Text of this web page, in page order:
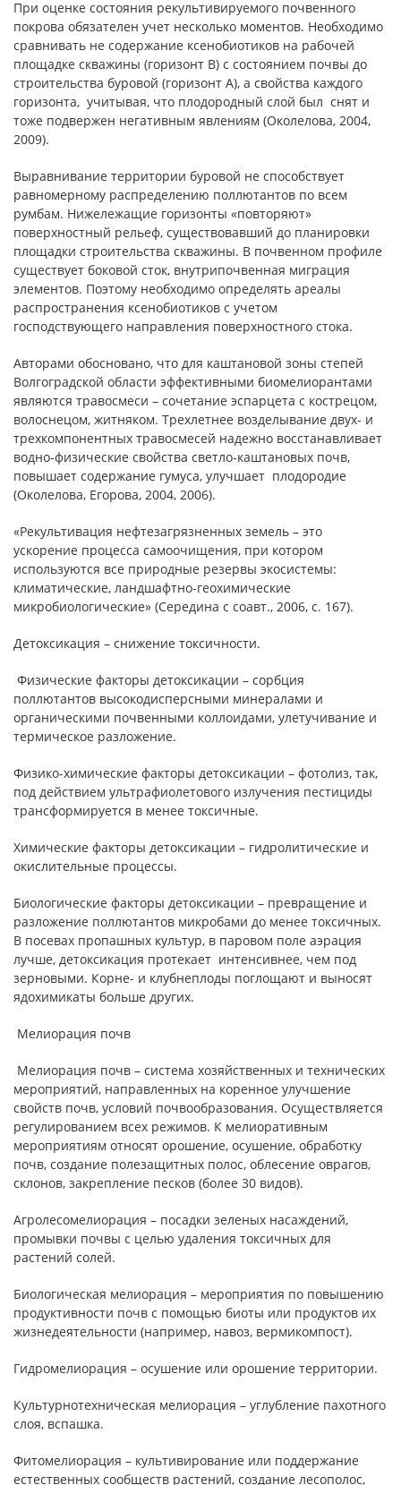
При оценке состояния рекультивируемого почвенного
покрова обязателен учет несколько моментов. Необходимо
сравнивать не содержание ксенобиотиков на рабочей
площадке скважины (горизонт В) с состоянием почвы до
строительства буровой (горизонт А), а свойства каждого
горизонта, учитывая, что плодородный слой был снят и
тоже подвержен негативным явлениям (Околелова, 2004,
2009).
Выравнивание территории буровой не способствует
равномерному распределению поллютантов по всем
румбам. Нижележащие горизонты «повторяют»
поверхностный рельеф, существовавший до планировки
площадки строительства скважины. В почвенном профиле
существует боковой сток, внутрипочвенная миграция
элементов. Поэтому необходимо определять ареалы
распространения ксенобиотиков с учетом
господствующего направления поверхностного стока.
Авторами обосновано, что для каштановой зоны степей
Волгоградской области эффективными биомелиорантами
являются травосмеси – сочетание эспарцета с кострецом,
волоснецом, житняком. Трехлетнее возделывание двух- и
трехкомпонентных травосмесей надежно восстанавливает
водно-физические свойства светло-каштановых почв,
повышает содержание гумуса, улучшает плодородие
(Околелова, Егорова, 2004, 2006).
«Рекультивация нефтезагрязненных земель – это
ускорение процесса самоочищения, при котором
используются все природные резервы экосистемы:
климатические, ландшафтно-геохимические
микробиологические» (Середина с соавт., 2006, с. 167).
Детоксикация – снижение токсичности.
Физические факторы детоксикации – сорбция
поллютантов высокодисперсными минералами и
органическими почвенными коллоидами, улетучивание и
термическое разложение.
Физико-химические факторы детоксикации – фотолиз, так,
под действием ультрафиолетового излучения пестициды
трансформируется в менее токсичные.
Химические факторы детоксикации – гидролитические и
окислительные процессы.
Биологические факторы детоксикации – превращение и
разложение поллютантов микробами до менее токсичных.
В посевах пропашных культур, в паровом поле аэрация
лучше, детоксикация протекает интенсивнее, чем под
зерновыми. Корне- и клубнеплоды поглощают и выносят
ядохимикаты больше других.
Мелиорация почв
Мелиорация почв – система хозяйственных и технических
мероприятий, направленных на коренное улучшение
свойств почв, условий почвообразования. Осуществляется
регулированием всех режимов. К мелиоративным
мероприятиям относят орошение, осушение, обработку
почв, создание полезащитных полос, облесение оврагов,
склонов, закрепление песков (более 30 видов).
Агролесомелиорация – посадки зеленых насаждений,
промывки почвы с целью удаления токсичных для
растений солей.
Биологическая мелиорация – мероприятия по повышению
продуктивности почв с помощью биоты или продуктов их
жизнедеятельности (например, навоз, вермикомпост).
Гидромелиорация – осушение или орошение территории.
Культурнотехническая мелиорация – углубление пахотного
слоя, вспашка.
Фитомелиорация – культивирование или поддержание
естественных сообществ растений, создание лесополос,